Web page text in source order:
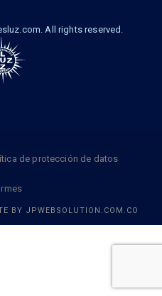
All rights reserved.
de protección de datos
BY JPWEBSOLUTION.COM.CO